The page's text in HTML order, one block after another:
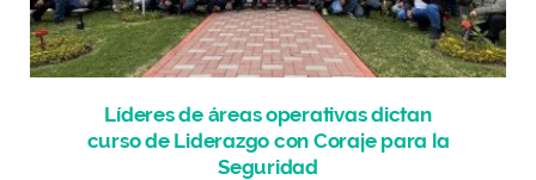
Líderes de áreas operativas dictan
curso de Liderazgo con Coraje para la
Seguridad